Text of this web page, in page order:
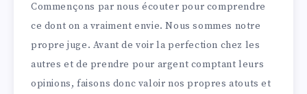
Commençons par nous écouter pour comprendre
ce dont on a vraiment envie. Nous sommes notre
propre juge. Avant de voir la perfection chez les
autres et de prendre pour argent comptant leurs
opinions, faisons donc valoir nos propres atouts et